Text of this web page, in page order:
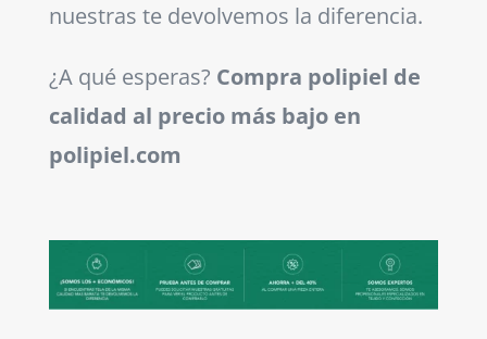
nuestras te devolvemos la diferencia.
¿A qué esperas? Compra polipiel de
calidad al precio más bajo en
polipiel.com